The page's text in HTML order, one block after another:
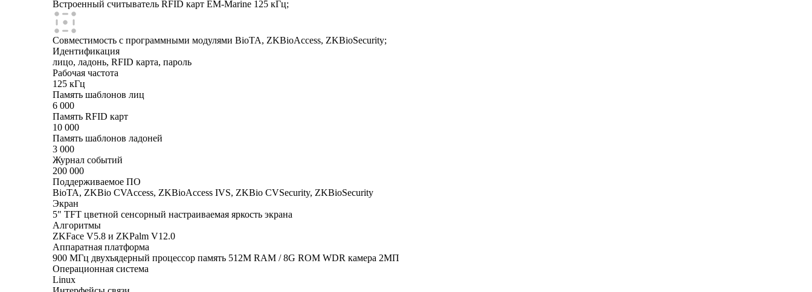
Встроенный считыватель RFID карт EM-Marine 125 кГц;
Совместимость с программными модулями BioTA, ZKBioAccess, ZKBioSecurity;
Идентификация
лицо, ладонь, RFID карта, пароль
Рабочая частота
125 кГц
Память шаблонов лиц
6 000
Память RFID карт
10 000
Память шаблонов ладоней
3 000
Журнал событий
200 000
Поддерживаемое ПО
BioTA, ZKBio CVAccess, ZKBioAccess IVS, ZKBio CVSecurity, ZKBioSecurity
Экран
5" TFT цветной сенсорный настраиваемая яркость экрана
Алгоритмы
ZKFace V5.8 и ZKPalm V12.0
Аппаратная платформа
900 МГц двухъядерный процессор память 512M RAM / 8G ROM WDR камера 2МП
Операционная система
Linux